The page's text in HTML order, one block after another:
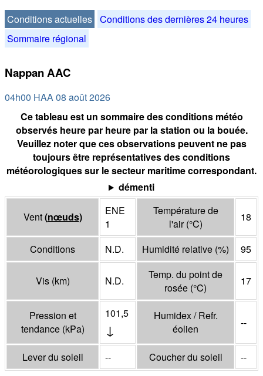
Conditions actuelles Conditions des dernières 24 heures
Sommaire régional
Nappan AAC
04h00 HAA 08 août 2026
Ce tableau est un sommaire des conditions météo
observés heure par heure par la station ou la bouée.
Veuillez noter que ces observations peuvent ne pas
toujours être représentatives des conditions
météorologiques sur le secteur maritime correspondant.
démenti
Vent(nœuds)
ENE
1
Température de
l'air(°C)
18
Conditions N.D. Humidité relative (%) 95
Vis (km) N.D.
Temp. du point de
rosée (°C)
17
Pression et
tendance (kPa)
101,5
↓
Humidex / Refr.
éolien
--
Lever du soleil -- Coucher du soleil --